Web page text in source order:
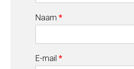
Naam *
E-mail *